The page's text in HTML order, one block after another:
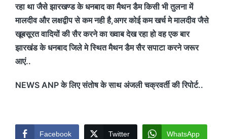
रहा था जैसे झारखण्ड के धनबाद का मैथन डैम किसी भी तुलना में
मालदीव और लक्षद्वीप से कम नही है,अगर कोई कम खर्च मे मालदीव जैसे
खूबसूरत वादियों की सैर करने का ख्वाब देख रहा हो वह एक बार
झारखंड के धनबाद जिले मे स्थित मैथन डैम सैर सपाटा करने जरूर
आएं..
NEWS ANP के लिए संतोष के साथ अंजली चक्रवर्ती की रिपोर्ट..
Facebook Twitter WhatsApp